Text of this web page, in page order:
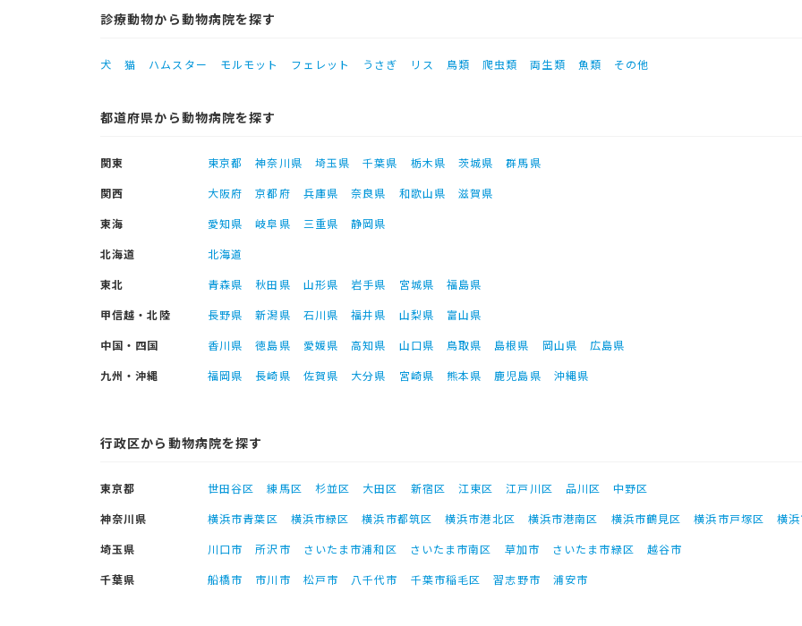
診療動物から動物病院を探す
犬 猫 ハムスター モルモット フェレット うさぎ リス 鳥類 爬虫類 両生類 魚類 その他
都道府県から動物病院を探す
関東 東京都 神奈川県 埼玉県 千葉県 栃木県 茨城県
群馬県
関西
大阪府 京都府 兵庫県 奈良県 和歌山県
滋賀県
東海
愛知県 岐阜県 三重県
静岡県
北海道
北海道
東北
青森県 秋田県 山形県 岩手県 宮城県
福島県
甲信越・北陸
長野県 新潟県 石川県 福井県 山梨県
富山県
中国・四国
香川県 徳島県 愛媛県 高知県 山口県 鳥取県 島根県 岡山県
広島県
九州・沖縄
福岡県 長崎県 佐賀県 大分県 宮崎県 熊本県 鹿児島県 沖縄県
行政区から動物病院を探す
東京都 世田谷区 練馬区 杉並区 大田区 新宿区 江東区 江戸川区 品川区
中野区
神奈川県
横浜市青葉区 横浜市緑区 横浜市都筑区 横浜市港北区 横浜市港南区 横浜市鶴見区 横浜市戸塚区
横
埼玉県
川口市 所沢市 さいたま市浦和区 さいたま市南区 草加市 さいたま市緑区
越谷市
千葉県
船橋市 市川市 松戸市 八千代市 千葉市稲毛区 習志野市 浦安市